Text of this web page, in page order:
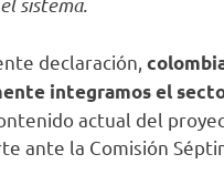
sistema.
declaración,
integramos el
actual del
ante la Comisión